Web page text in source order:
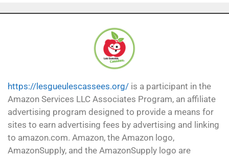
https://lesgueulescassees.org/ is a participant in the
Amazon Services LLC Associates Program, an affiliate
advertising program designed to provide a means for
sites to earn advertising fees by advertising and linking
to amazon.com. Amazon, the Amazon logo,
AmazonSupply, and the AmazonSupply logo are